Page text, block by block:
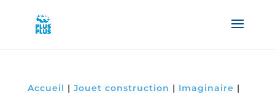
Accueil | Jouet construction | Imaginaire |